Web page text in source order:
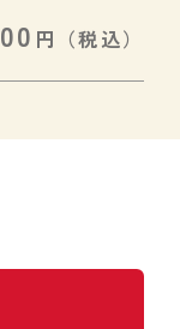
円 （税込）